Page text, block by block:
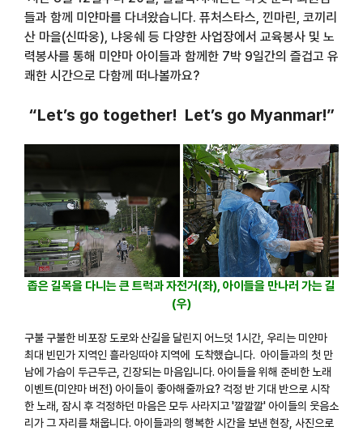
들과 함께 미얀마를 다녀왔습니다. 퓨처스타스, 낀마린, 코끼리
산 마을(신따웅), 냐웅쉐 등 다양한 사업장에서 교육봉사 및 노
력봉사를 통해 미얀마 아이들과 함께한 7박 9일간의 즐겁고 유
쾌한 시간으로 다함께 떠나볼까요?
“Let’s go together! Let’s go Myanmar!”
좁은 길목을 다니는 큰 트럭과 자전거(좌), 아이들을 만나러 가는 길
(우)
구불 구불한 비포장 도로와 산길을 달린지 어느덧 1시간, 우리는 미얀마
최대 빈민가 지역인 흘라잉따야 지역에 도착했습니다. 아이들과의 첫 만
남에 가슴이 두근두근, 긴장되는 마음입니다. 아이들을 위해 준비한 노래
이벤트(미얀마 버전) 아이들이 좋아해줄까요? 걱정 반 기대 반으로 시작
한 노래, 잠시 후 걱정하던 마음은 모두 사라지고 '깔깔깔' 아이들의 웃음소
리가 그 자리를 채웁니다. 아이들과의 행복한 시간을 보낸 현장, 사진으로